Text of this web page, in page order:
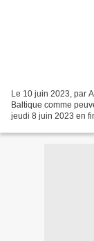
Le 10 juin 2023, par
Baltique comme
jeudi 8 juin 2023 en